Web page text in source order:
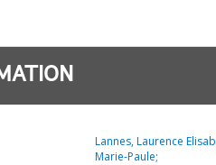
Lannes, Laurence
Marie-Paule;